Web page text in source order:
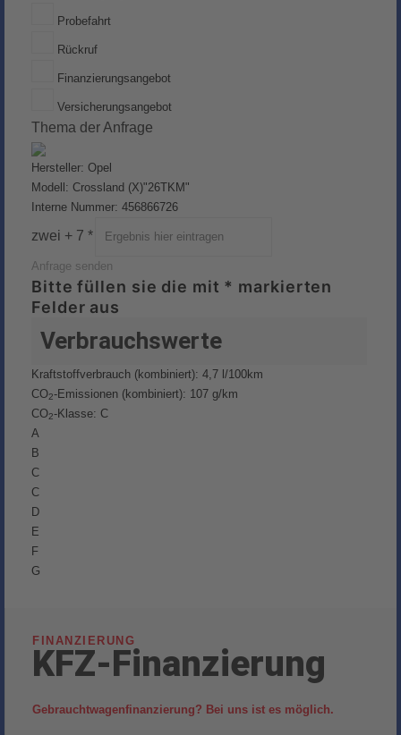
Probefahrt
Rückruf
Finanzierungsangebot
Versicherungsangebot
Thema der Anfrage
Hersteller: Opel
Modell: Crossland (X)"26TKM"
Interne Nummer: 456866726
zwei + 7 *
Anfrage senden
Bitte füllen sie die mit * markierten
Felder aus
Verbrauchswerte
Kraftstoffverbrauch (kombiniert): 4,7 l/100km
CO2-Emissionen (kombiniert): 107 g/km
CO2-Klasse: C
A
B
C
C
D
E
F
G
FINANZIERUNG
KFZ-Finanzierung
Gebrauchtwagenfinanzierung? Bei uns ist es möglich.